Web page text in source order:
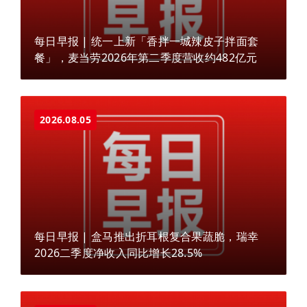
每日早报 | 统一上新「香拌一城辣皮子拌面套
餐」，麦当劳2026年第二季度营收约482亿元
2026.08.05
每日早报 | 盒马推出折耳根复合果蔬脆，瑞幸
2026二季度净收入同比增长28.5%